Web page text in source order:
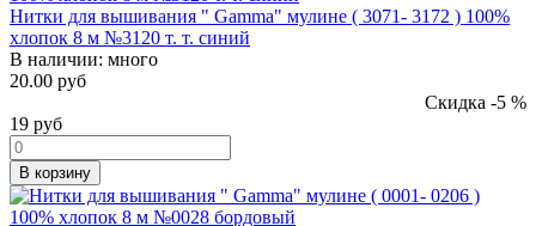
Нитки для вышивания " Gamma" мулине ( 3071- 3172 ) 100%
хлопок 8 м №3120 т. т. синий
В наличии: много
20.00 руб
Скидка -5 %
19 руб
В корзину